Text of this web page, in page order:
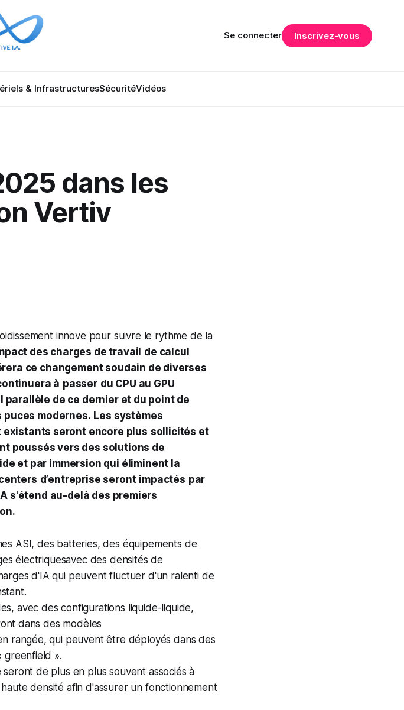
& InfrastructuresSécuritéVidéos
Se connecter Inscrivez-vous
dans les
Vertiv
innove pour suivre le rythme de la
des charges de travail de calcul
ce changement soudain de diverses
à passer du CPU au GPU
parallèle de ce dernier et du point de
puces modernes. Les systèmes
seront encore plus sollicités et
poussés vers des solutions de
et par immersion qui éliminent la
d’entreprise seront impactés par
s'étend au-delà des premiers
ASI, des batteries, des équipements de
électriquesavec des densités de
d'IA qui peuvent fluctuer d'un ralenti de
avec des configurations liquide-liquide,
dans des modèles
rangée, qui peuvent être déployés dans des
greenfield ».
de plus en plus souvent associés à
densité afin d'assurer un fonctionnement